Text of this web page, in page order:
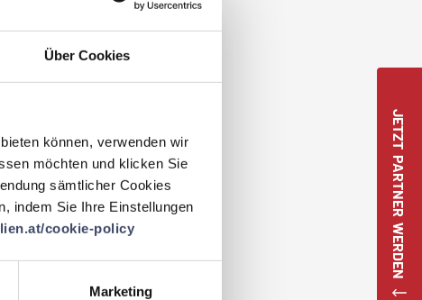
Über Cookies
können, verwenden wir
möchten und klicken Sie
sämtlicher Cookies
indem Sie Ihre Einstellungen
cookie-policy
Marketing
JETZT PARTNER WERDEN